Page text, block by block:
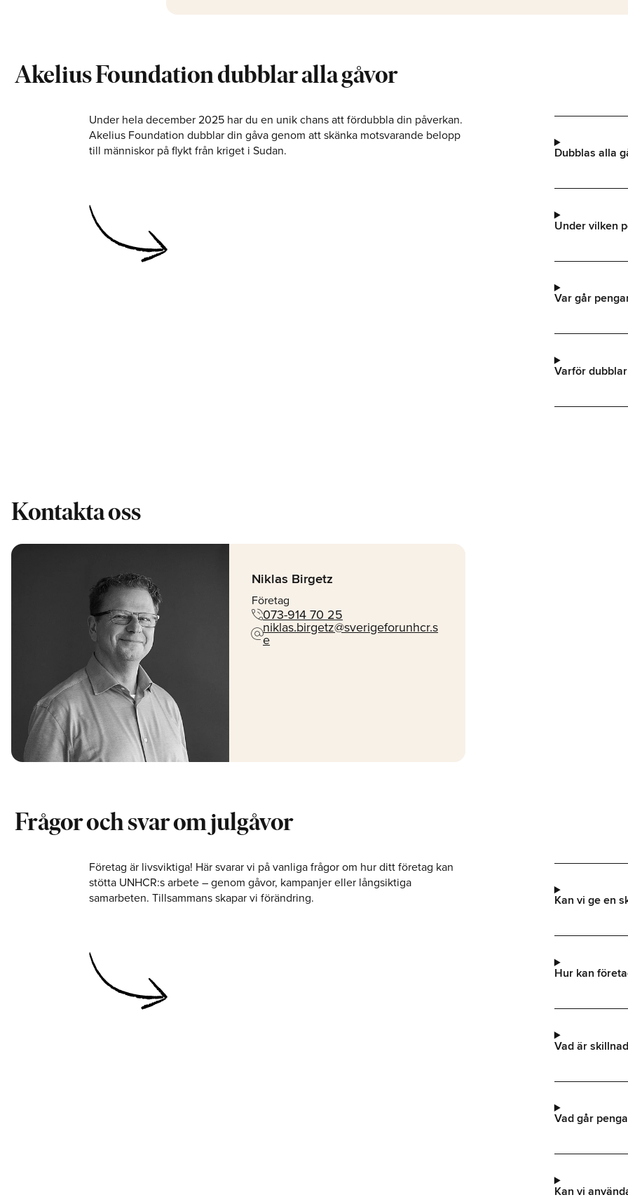
Akelius Foundation dubblar alla gåvor
Under hela december 2025 har du en unik chans att fördubbla din påverkan.
Akelius Foundation dubblar din gåva genom att skänka motsvarande belopp
till människor på flykt från kriget i Sudan.
Dubblas alla
Under vilken
Var går
Varför
Kontakta oss
Niklas Birgetz
Företag
phone_in_talk073-914 70 25
alternate_emailniklas.birgetz@sverigeforunhcr.s
e
Frågor och svar om julgåvor
Företag är livsviktiga! Här svarar vi på vanliga frågor om hur ditt företag kan
stötta UNHCR:s arbete – genom gåvor, kampanjer eller långsiktiga
samarbeten. Tillsammans skapar vi förändring.
Kan vi ge en
Hur kan
Vad är
Vad går
Kan vi